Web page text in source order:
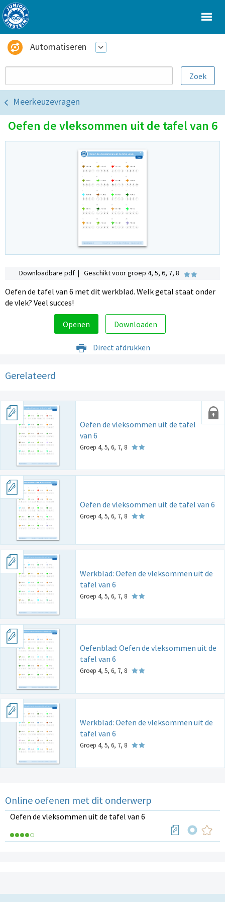
Automatiseren
Meerkeuzevragen
Oefen de vleksommen uit de tafel van 6
Downloadbare pdf | Geschikt voor groep 4, 5, 6, 7, 8
Oefen de tafel van 6 met dit werkblad. Welk getal staat onder
de vlek? Veel succes!
Openen Downloaden
Direct afdrukken
Gerelateerd
Oefen de vleksommen uit de tafel
van 6
Groep 4, 5, 6, 7, 8
Oefen de vleksommen uit de tafel van 6
Groep 4, 5, 6, 7, 8
Werkblad: Oefen de vleksommen uit de
tafel van 6
Groep 4, 5, 6, 7, 8
Oefenblad: Oefen de vleksommen uit de
tafel van 6
Groep 4, 5, 6, 7, 8
Werkblad: Oefen de vleksommen uit de
tafel van 6
Groep 4, 5, 6, 7, 8
Online oefenen met dit onderwerp
Oefen de vleksommen uit de tafel van 6